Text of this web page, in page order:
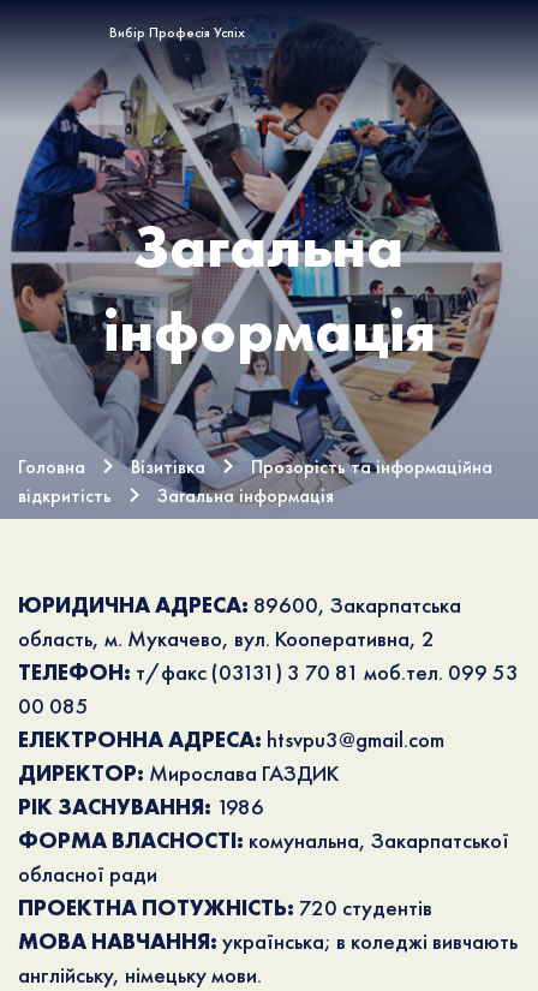
Вибір Професія Успіх
Загальна
інформація
Головна Візитівка
Прозорість та інформаційна
відкритість
Загальна інформація
ЮРИДИЧНА АДРЕСА: 89600, Закарпатська
область, м. Мукачево, вул. Кооперативна, 2
ТЕЛЕФОН: т/факс (03131) 3 70 81 моб.тел. 099 53
00 085
ЕЛЕКТРОННА АДРЕСА: htsvpu3@gmail.com
ДИРЕКТОР: Мирослава ГАЗДИК
РІК ЗАСНУВАННЯ: 1986
ФОРМА ВЛАСНОСТІ: комунальна, Закарпатської
обласної ради
ПРОЕКТНА ПОТУЖНІСТЬ: 720 студентів
МОВА НАВЧАННЯ: українська; в коледжі вивчають
англійську, німецьку мови.